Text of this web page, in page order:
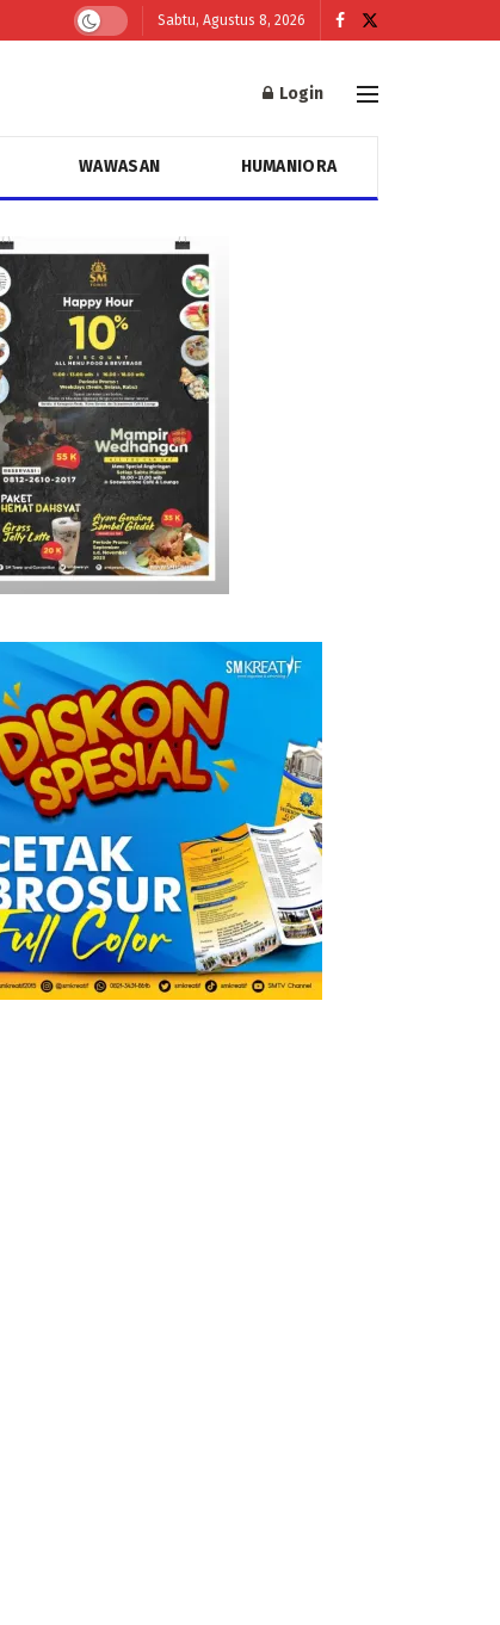
Sabtu, Agustus 8, 2026
Login
WAWASAN HUMANIORA